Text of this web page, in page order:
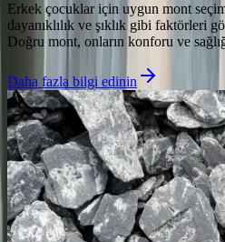
Erkek çocuklar için uygun mont
dayanıklılık ve şıklık gibi faktörleri
Doğru mont, onların konforu ve
Daha fazla bilgi edinin